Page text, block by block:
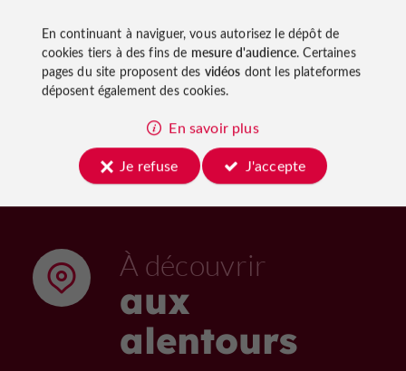
11/09/2026
Voir tous les événements
À découvrir
aux
alentours
En continuant à naviguer, vous autorisez le dépôt de
cookies tiers à des fins de mesure d'audience. Certaines
pages du site proposent des vidéos dont les plateformes
déposent également des cookies.
En savoir plus
Je refuse
J'accepte